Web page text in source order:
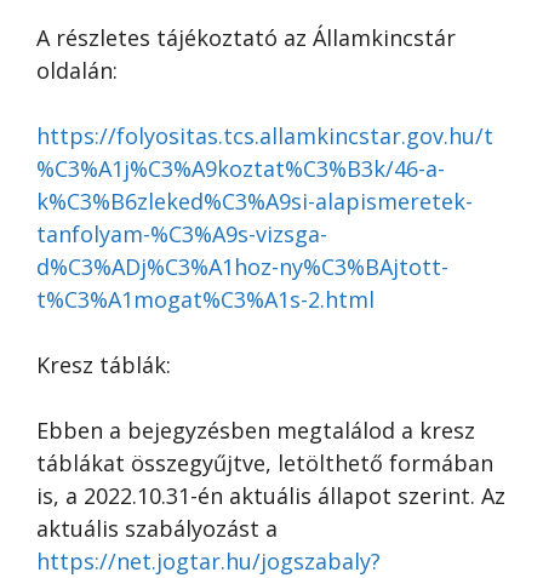
A részletes tájékoztató az Államkincstár
oldalán:
https://folyositas.tcs.allamkincstar.gov.hu/t
%C3%A1j%C3%A9koztat%C3%B3k/46-a-
k%C3%B6zleked%C3%A9si-alapismeretek-
tanfolyam-%C3%A9s-vizsga-
d%C3%ADj%C3%A1hoz-ny%C3%BAjtott-
t%C3%A1mogat%C3%A1s-2.html
Kresz táblák:
Ebben a bejegyzésben megtalálod a kresz
táblákat összegyűjtve, letölthető formában
is, a 2022.10.31-én aktuális állapot szerint. Az
aktuális szabályozást a
https://net.jogtar.hu/jogszabaly?